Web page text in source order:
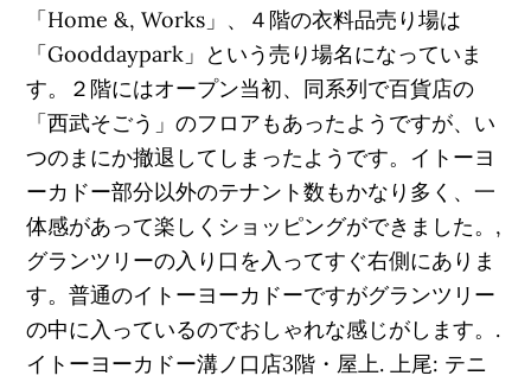
「Home &, Works」、４階の衣料品売り場は
「Gooddaypark」という売り場名になっていま
す。２階にはオープン当初、同系列で百貨店の
「西武そごう」のフロアもあったようですが、い
つのまにか撤退してしまったようです。イトーヨ
ーカドー部分以外のテナント数もかなり多く、一
体感があって楽しくショッピングができました。,
グランツリーの入り口を入ってすぐ右側にありま
す。普通のイトーヨーカドーですがグランツリー
の中に入っているのでおしゃれな感じがします。.
イトーヨーカドー溝ノ口店3階・屋上. 上尾: テニ